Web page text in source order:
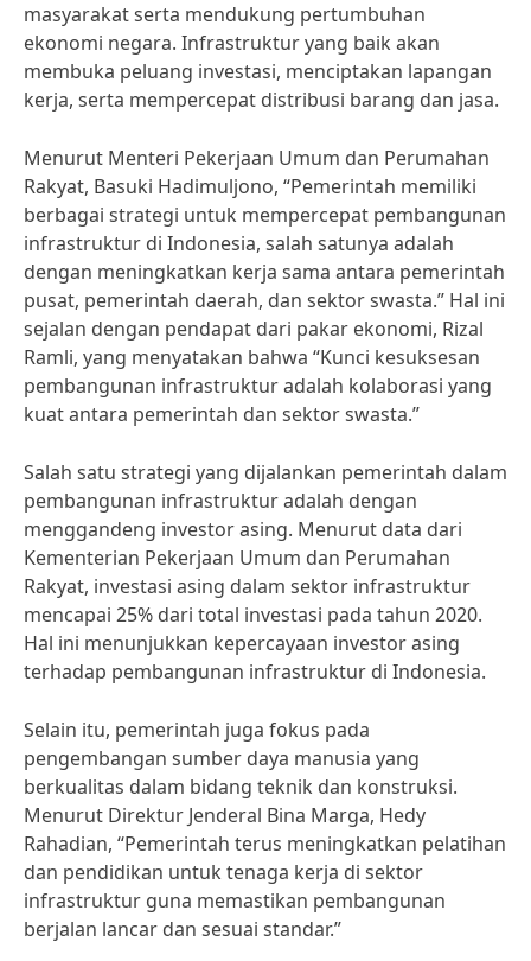
masyarakat serta mendukung pertumbuhan
ekonomi negara. Infrastruktur yang baik akan
membuka peluang investasi, menciptakan lapangan
kerja, serta mempercepat distribusi barang dan jasa.
Menurut Menteri Pekerjaan Umum dan Perumahan
Rakyat, Basuki Hadimuljono, “Pemerintah memiliki
berbagai strategi untuk mempercepat pembangunan
infrastruktur di Indonesia, salah satunya adalah
dengan meningkatkan kerja sama antara pemerintah
pusat, pemerintah daerah, dan sektor swasta.” Hal ini
sejalan dengan pendapat dari pakar ekonomi, Rizal
Ramli, yang menyatakan bahwa “Kunci kesuksesan
pembangunan infrastruktur adalah kolaborasi yang
kuat antara pemerintah dan sektor swasta.”
Salah satu strategi yang dijalankan pemerintah dalam
pembangunan infrastruktur adalah dengan
menggandeng investor asing. Menurut data dari
Kementerian Pekerjaan Umum dan Perumahan
Rakyat, investasi asing dalam sektor infrastruktur
mencapai 25% dari total investasi pada tahun 2020.
Hal ini menunjukkan kepercayaan investor asing
terhadap pembangunan infrastruktur di Indonesia.
Selain itu, pemerintah juga fokus pada
pengembangan sumber daya manusia yang
berkualitas dalam bidang teknik dan konstruksi.
Menurut Direktur Jenderal Bina Marga, Hedy
Rahadian, “Pemerintah terus meningkatkan pelatihan
dan pendidikan untuk tenaga kerja di sektor
infrastruktur guna memastikan pembangunan
berjalan lancar dan sesuai standar.”